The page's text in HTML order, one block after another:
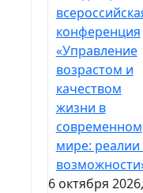
конференция
«Управление
возрастом и
качеством
жизни в
современном
мире: реалии
6 октября 2026,